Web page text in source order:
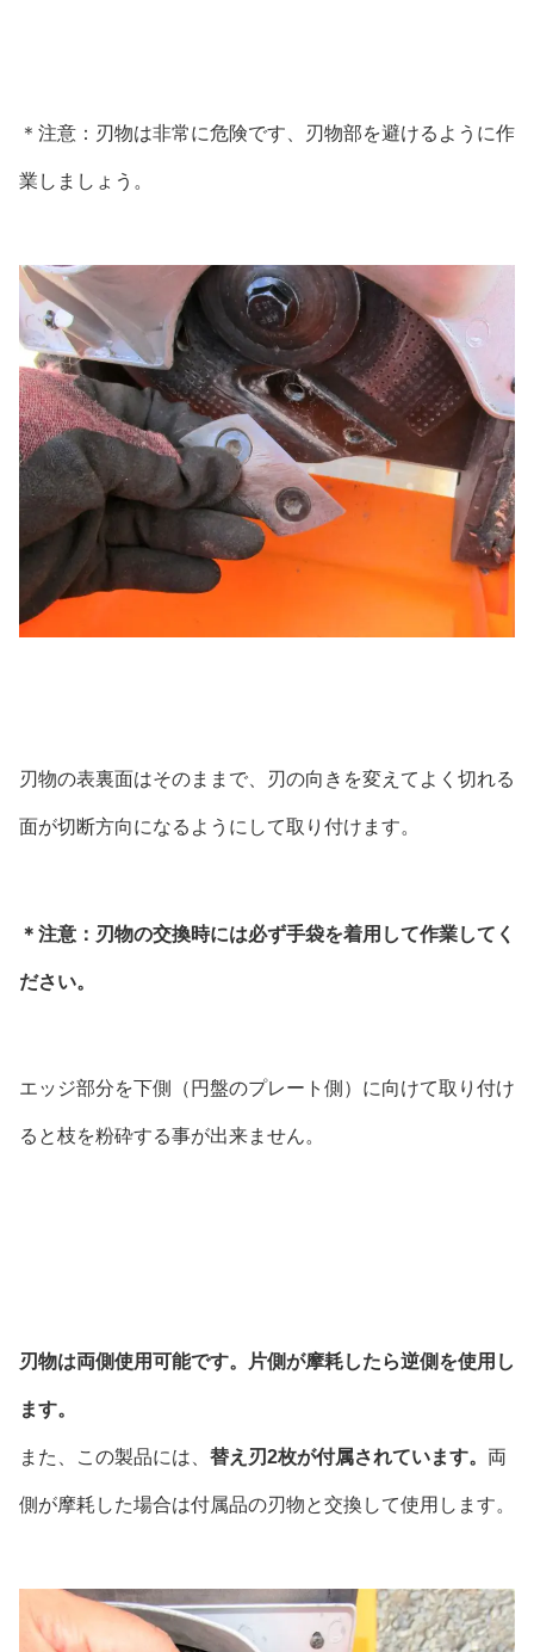
＊注意：刃物は非常に危険です、刃物部を避けるように作
業しましょう。
刃物の表裏面はそのままで、刃の向きを変えてよく切れる
面が切断方向になるようにして取り付けます。
＊注意：刃物の交換時には必ず手袋を着用して作業してく
ださい。
エッジ部分を下側（円盤のプレート側）に向けて取り付け
ると枝を粉砕する事が出来ません。
刃物は両側使用可能です。片側が摩耗したら逆側を使用し
ます。
また、この製品には、 替え刃2枚が付属されています。 両
側が摩耗した場合は付属品の刃物と交換して使用します。